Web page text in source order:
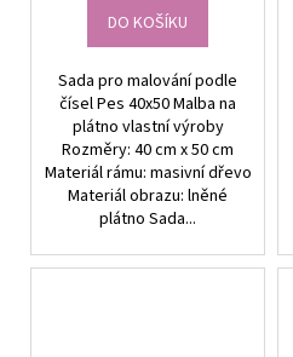
DO KOŠÍKU
Sada pro malování podle
čísel Pes 40x50 Malba na
plátno vlastní výroby
Rozměry: 40 cm x 50 cm
Materiál rámu: masivní dřevo
Materiál obrazu: lněné
plátno Sada...